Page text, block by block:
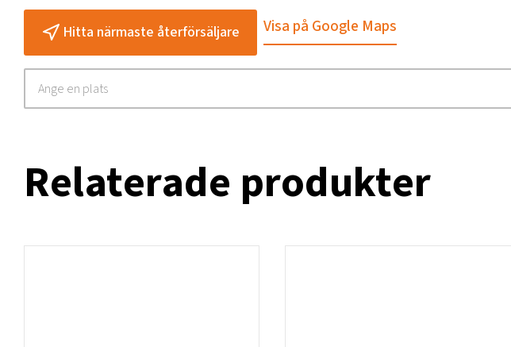
Hitta närmaste återförsäljare Visa på Google Maps
Relaterade produkter